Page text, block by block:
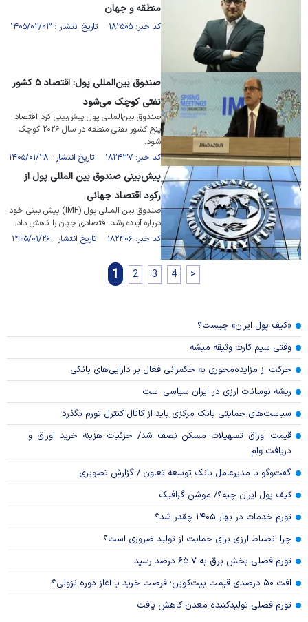
منطقه و جهان
کد خبر: ۱۸۲۵۰۵ تاریخ انتشار : ۱۴۰۵/۰۲/۰۳
صندوق بین‌المللی پول: اقتصاد ۵ کشور
نفتی کوچک می‌شود
صندوق بین‌المللی پول پیش‌بینی کرد اقتصاد
پنج کشور نفتی منطقه در سال ۲۰۲۶ کوچک
شود.
کد خبر: ۱۸۲۴۳۷ تاریخ انتشار : ۱۴۰۵/۰۱/۲۸
پیش‌بینی صندوق بین المللی پول از
رکود اقتصاد جهانی
صندوق بین المللی پول (IMF) پیش بینی خود
درباره آینده رشد اقتصادی جهان را کاهش داد.
کد خبر: ۱۸۲۴۰۶ تاریخ انتشار : ۱۴۰۵/۰۱/۲۶
1 2 3 4 >
«کیف پول ایران» چیست؟
وقتی سیم کارت وثیقه میشه
حرکت از مزایده‌محوری به حکمرانی فعال بر دارایی‌های بانکی
ریشه نوسانات ارزی در ایران سیاسی است
سیاست‌های حمایتی بانک مرکزی باید از کانال کنترل تورم بگذرد
قیمت اوراق تسهیلات مسکن نصف شد/ جزئیات هزینه خرید اوراق و
دریافت وام
گفت‌وگو با مدیرعامل بانک توسعه تعاون / گزارش تصویری
کیف پول ایران چیه؟/ موشن گرافیک
تورم خدمات در بهار ۱۴۰۵ چقدر شد؟
چرا انضباط ارزی برای حمایت از تولید ضروری است؟
تورم فصلی بخش برق به ۶۵.۷ درصد رسید
افت ۵۰ درصدی قیمت بیت‌کوین؛ فرصت خرید یا آغاز دوره نزولی؟
تورم فصلی تولیدکننده معدن کاهش یافت